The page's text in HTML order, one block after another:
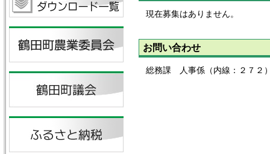
現在募集はありません。
お問い合わせ
総務課 人事係（内線：２７２